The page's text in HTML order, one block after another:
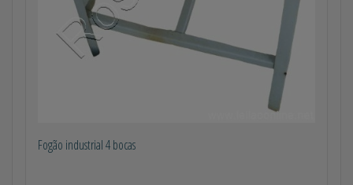
Fogão industrial 4 bocas